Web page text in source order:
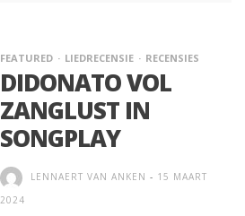
FEATURED LIEDRECENSIE RECENSIES
DIDONATO VOL
ZANGLUST IN
SONGPLAY
LENNAERT VAN ANKEN - 15 MAART
2024